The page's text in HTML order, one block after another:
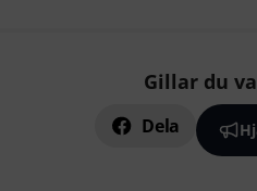
Gillar du
Dela